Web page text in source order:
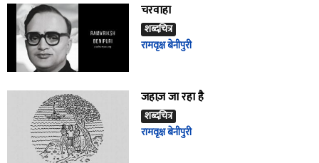
चरवाहा
शब्दचित्र
रामवृक्ष बेनीपुरी
जहाज़ जा रहा है
शब्दचित्र
रामवृक्ष बेनीपुरी